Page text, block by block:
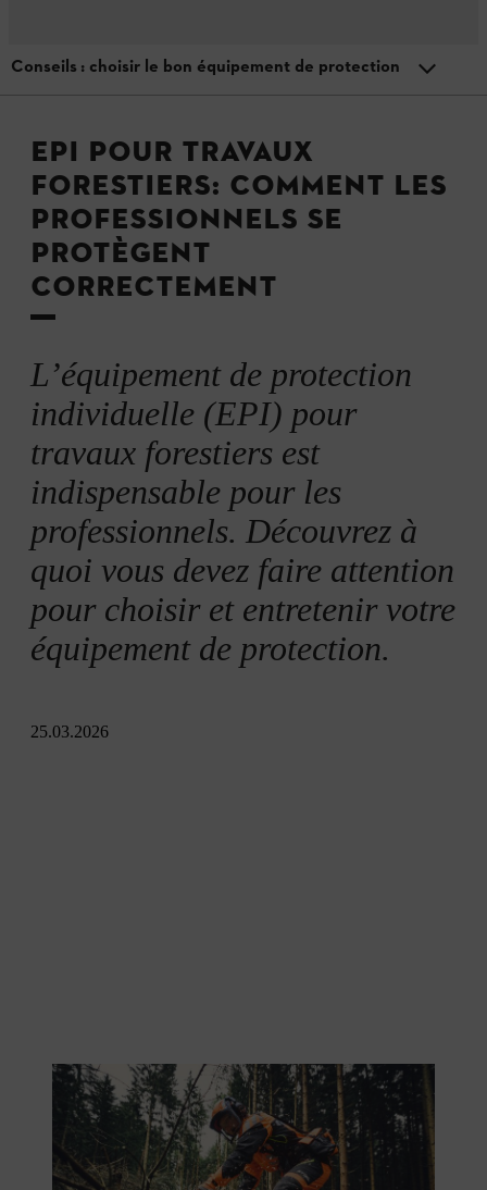
Exploitation forestière
EPI POUR TRAVAUX
FORESTIERS: COMMENT LES
PROFESSIONNELS SE
PROTÈGENT
CORRECTEMENT
L’équipement de protection
individuelle (EPI) pour
travaux forestiers est
indispensable pour les
professionnels. Découvrez à
quoi vous devez faire attention
pour choisir et entretenir votre
équipement de protection.
25.03.2026
Conseils : choisir le bon équipement de protection
Réglementation
Composants d’un EPI pour travaux forestiers
Check-list : Entretien professionnel
Conseils : choisir le bon équipement de protection